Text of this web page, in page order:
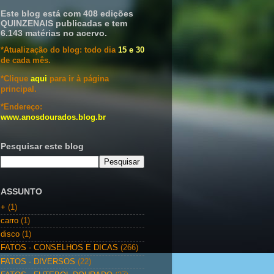
Este blog está com 408 edições
QUINZENAIS publicadas e tem
6.143 matérias no acervo.
*Atualização do blog: todo dia 15 e 30
de cada mês.
*Clique aqui para ir à página
principal.
*Endereço:
www.anosdourados.blog.br
Pesquisar este blog
ASSUNTO
+ (1)
carro (1)
disco (1)
FATOS - CONSELHOS E DICAS (266)
FATOS - DIVERSOS (22)